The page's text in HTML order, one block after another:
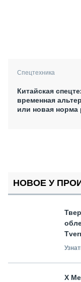
Спецтехника
Китайская
временная
или новая норма
НОВОЕ У
X